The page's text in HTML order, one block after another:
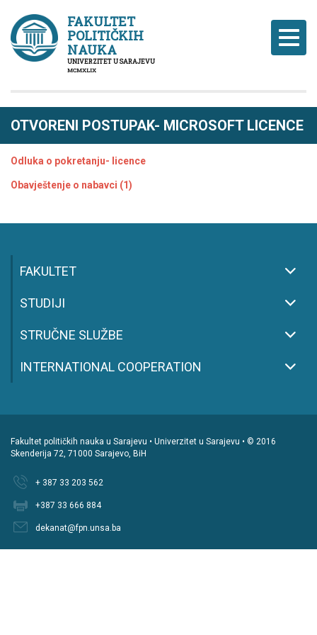
FAKULTET
POLITIČKIH
NAUKA
UNIVERZITET U SARAJEVU
MCMXLIX
OTVORENI POSTUPAK- MICROSOFT LICENCE
Odluka o pokretanju- licence
Obavještenje o nabavci (1)
FAKULTET
STUDIJI
STRUČNE SLUŽBE
INTERNATIONAL COOPERATION
Fakultet političkih nauka u Sarajevu • Univerzitet u Sarajevu • © 2016
Skenderija 72, 71000 Sarajevo, BiH
+ 387 33 203 562
+387 33 666 884
dekanat@fpn.unsa.ba